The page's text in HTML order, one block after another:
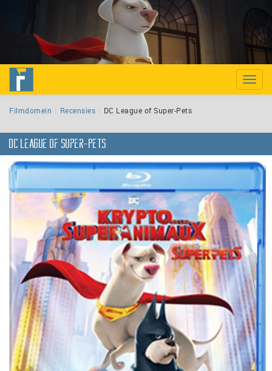
Toggle
Filmdomein Recensies DC League of Super-Pets
DC League of Super-Pets